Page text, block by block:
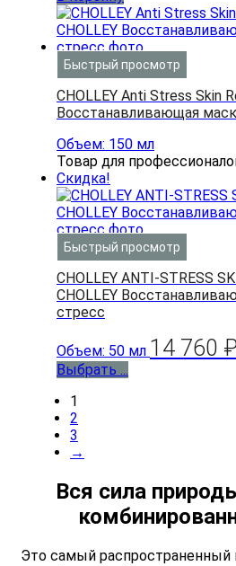
Быстрый просмотр
CHOLLEY Anti Stress Skin
Восстанавливающая
Объем: 150 мл
Товар для
Скидка!
Быстрый просмотр
CHOLLEY ANTI-STRESS
CHOLLEY
стресс
Объем: 50 мл 14 760 ₽
Выбрать ...
1
2
3
→
Вся сила
Это самый распространенный